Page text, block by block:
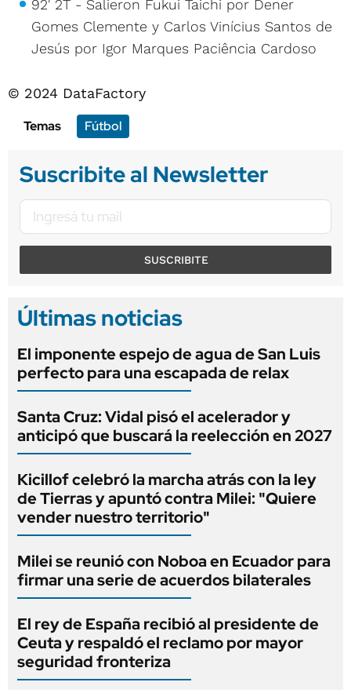
92' 2T - Salieron Fukui Taichi por Dener
Gomes Clemente y Carlos Vinícius Santos de
Jesús por Igor Marques Paciência Cardoso
© 2024 DataFactory
Temas
Fútbol
Suscribite al Newsletter
SUSCRIBITE
Últimas noticias
El imponente espejo de agua de San Luis
perfecto para una escapada de relax
Santa Cruz: Vidal pisó el acelerador y
anticipó que buscará la reelección en 2027
Kicillof celebró la marcha atrás con la ley
de Tierras y apuntó contra Milei: "Quiere
vender nuestro territorio"
Milei se reunió con Noboa en Ecuador para
firmar una serie de acuerdos bilaterales
El rey de España recibió al presidente de
Ceuta y respaldó el reclamo por mayor
seguridad fronteriza